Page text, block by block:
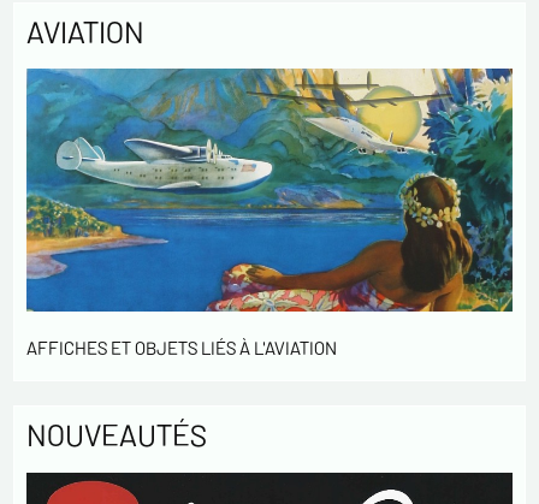
AVIATION
AFFICHES ET OBJETS LIÉS À L'AVIATION
NOUVEAUTÉS